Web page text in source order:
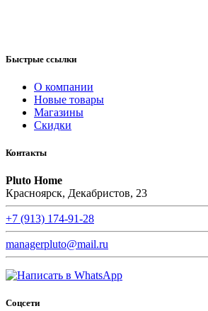
Быстрые ссылки
О компании
Новые товары
Магазины
Скидки
Контакты
Pluto Home
Красноярск, Декабристов, 23
+7 (913) 174-91-28
managerpluto@mail.ru
Соцсети